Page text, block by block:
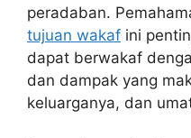
peradaban.
tujuan wakaf ini
dapat berwakaf
dan dampak yang
keluarganya, dan